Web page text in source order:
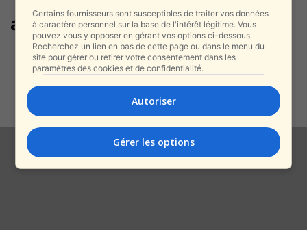
attentats etats unis
Une attaque coordonnée ? Le
suspect de l’attentat de Las
Vegas...
alxprss_sab - 2 janvier 2025
Certains fournisseurs sont susceptibles de traiter vos données
à caractère personnel sur la base de l'intérêt légitime. Vous
pouvez vous y opposer en gérant vos options ci-dessous.
Recherchez un lien en bas de cette page ou dans le menu du
site pour gérer ou retirer votre consentement dans les
paramètres des cookies et de confidentialité.
Autoriser
Gérer les options